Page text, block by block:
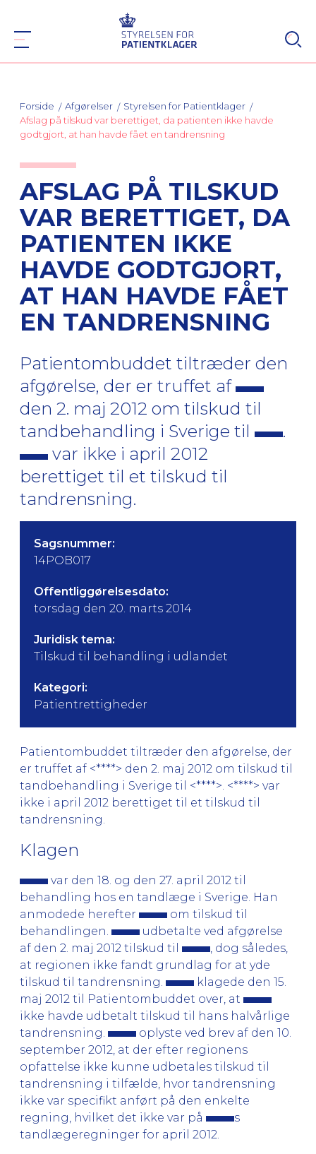
Forside Afgørelser
Styrelsen for Patientklager
Afslag på tilskud var berettiget, da patienten ikke havde
godtgjort, at han havde fået en tandrensning
AFSLAG PÅ TILSKUD
VAR BERETTIGET, DA
PATIENTEN IKKE
HAVDE GODTGJORT,
AT HAN HAVDE FÅET
EN TANDRENSNING
Patientombuddet tiltræder den
afgørelse, der er truffet af
den 2. maj 2012 om tilskud til
tandbehandling i Sverige til
.
var ikke i april 2012
berettiget til et tilskud til
tandrensning.
Sagsnummer:
14POB017
Offentliggørelsesdato:
torsdag den 20. marts 2014
Juridisk tema:
Tilskud til behandling i udlandet
Kategori:
Patientrettigheder
Patientombuddet tiltræder den afgørelse, der
er truffet af <****> den 2. maj 2012 om tilskud til
tandbehandling i Sverige til <****>. <****> var
ikke i april 2012 berettiget til et tilskud til
tandrensning.
Klagen
var den 18. og den 27. april 2012 til
behandling hos en tandlæge i Sverige. Han
anmodede herefter
om tilskud til
behandlingen.
udbetalte ved afgørelse
af den 2. maj 2012 tilskud til
, dog således,
at regionen ikke fandt grundlag for at yde
tilskud til tandrensning.
klagede den 15.
maj 2012 til Patientombuddet over, at
ikke havde udbetalt tilskud til hans halvårlige
tandrensning.
oplyste ved brev af den 10.
september 2012, at der efter regionens
opfattelse ikke kunne udbetales tilskud til
tandrensning i tilfælde, hvor tandrensning
ikke var specifikt anført på den enkelte
regning, hvilket det ikke var på
s
tandlægeregninger for april 2012.